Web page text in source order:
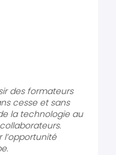
des formateurs
cesse et sans
la technologie au